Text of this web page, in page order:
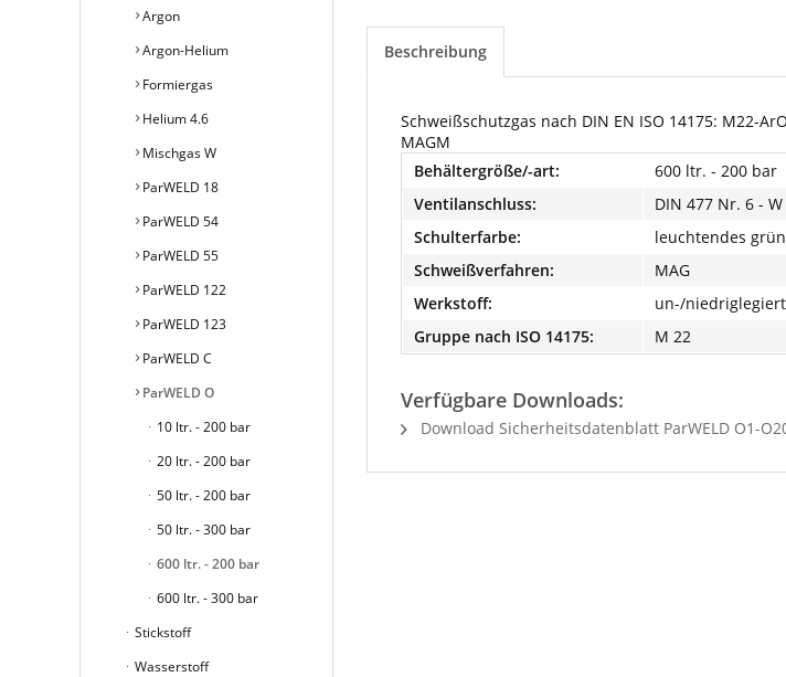
Argon
Argon-Helium
Formiergas
Helium 4.6
Mischgas W
ParWELD 18
ParWELD 54
ParWELD 55
ParWELD 122
ParWELD 123
ParWELD C
ParWELD O
10 ltr. - 200 bar
20 ltr. - 200 bar
50 ltr. - 200 bar
50 ltr. - 300 bar
600 ltr. - 200 bar
600 ltr. - 300 bar
Stickstoff
Wasserstoff
Beschreibung
Schweißschutzgas nach DIN EN ISO 14175: M22-
MAGM
Behältergröße/-art:
600 ltr. - 200 bar
Ventilanschluss:
DIN 477 Nr. 6 -
Schulterfarbe:
leuchtendes grün
Schweißverfahren:
MAG
Werkstoff:
un-/
Gruppe nach ISO 14175:
M 22
Verfügbare Downloads:
Download Sicherheitsdatenblatt ParWELD O1-